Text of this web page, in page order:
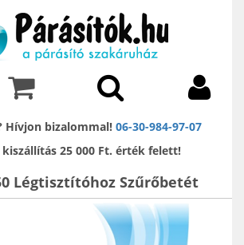
Hívjon bizalommal! 06-30-984-97-07
kiszállítás 25 000 Ft. érték felett!
Légtisztítóhoz Szűrőbetét